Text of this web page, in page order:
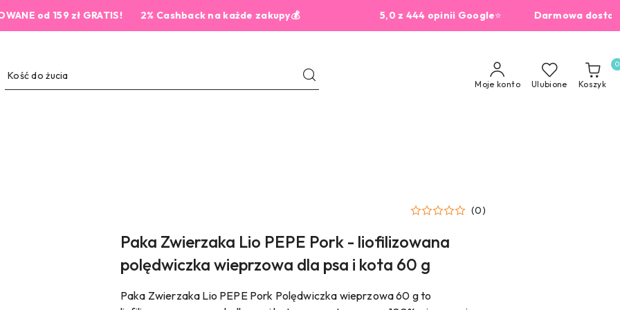
159 zł GRATIS! 2% Cashback na każde zakupy💰 5,0 z 444 opinii Google⭐Darmowa dostawa od
Moje konto Ulubione Koszyk
0
(0)
Paka Zwierzaka Lio PEPE Pork - liofilizowana
polędwiczka wieprzowa dla psa i kota 60 g
Paka Zwierzaka Lio PEPE Pork Polędwiczka wieprzowa 60 g to